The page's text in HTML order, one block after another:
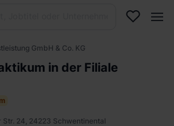
GmbH & Co. KG
in der Filiale
Str. 24, 24223 Schwentinental